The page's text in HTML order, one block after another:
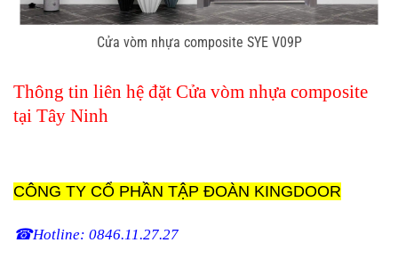
Cửa vòm nhựa composite SYE V09P
Thông tin liên hệ đặt Cửa vòm nhựa composite
tại Tây Ninh
CÔNG TY CỔ PHẦN TẬP ĐOÀN KINGDOOR
☎Hotline: 0846.11.27.27